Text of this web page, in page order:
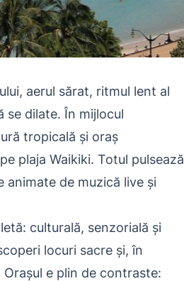
aerul sărat, ritmul lent al
se dilate. În mijlocul
tropicală și oraș
plaja Waikiki. Totul pulsează
animate de muzică live și
culturală, senzorială și
locuri sacre și, în
e plin de contraste: